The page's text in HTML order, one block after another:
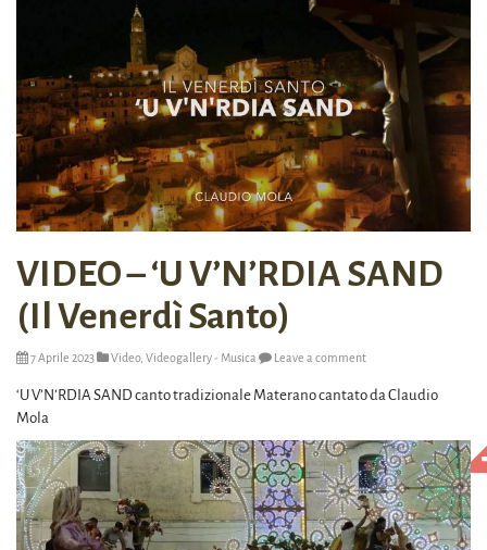
VIDEO – ‘U V’N’RDIA SAND
(Il Venerdì Santo)
7 Aprile 2023 Video, Videogallery - Musica Leave a comment
‘U V’N’RDIA SAND canto tradizionale Materano cantato da Claudio
Mola